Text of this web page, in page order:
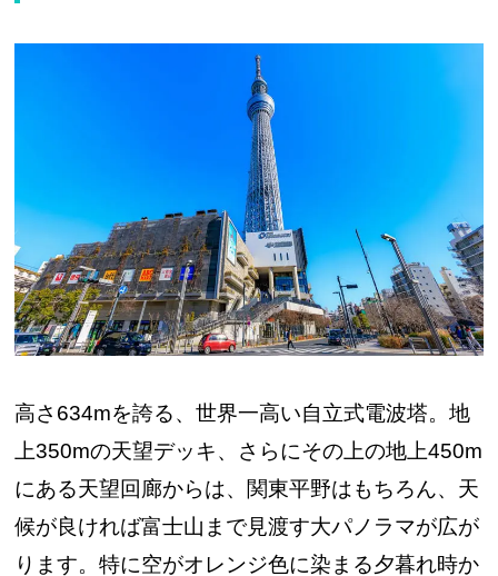
高さ634mを誇る、世界一高い自立式電波塔。地
上350mの天望デッキ、さらにその上の地上450m
にある天望回廊からは、関東平野はもちろん、天
候が良ければ富士山まで見渡す大パノラマが広が
ります。特に空がオレンジ色に染まる夕暮れ時か